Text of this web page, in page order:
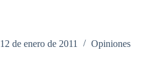
12 de enero de 2011 Opiniones